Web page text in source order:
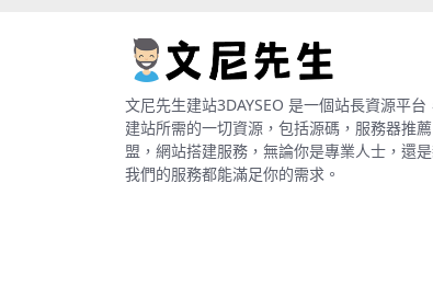
文尼先生建站3DAYSEO 是一個站長資源平台
建站所需的一切資源，包括源碼，服務器推
盟，網站搭建服務，無論你是專業人士，還是
我們的服務都能滿足你的需求。